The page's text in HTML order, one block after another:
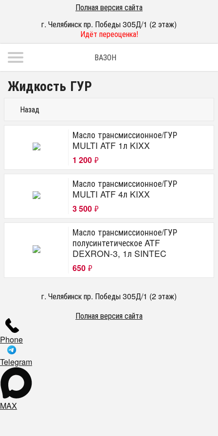
Полная версия сайта
г. Челябинск пр. Победы 305Д/1 (2 этаж)
Идёт переоценка!
ВАЗОН
Жидкость ГУР
Назад
Масло трансмиссионное/ГУР
MULTI ATF 1л KIXX
1 200 ₽
Масло трансмиссионное/ГУР
MULTI ATF 4л KIXX
3 500 ₽
Масло трансмиссионное/ГУР
полусинтетическое ATF
DEXRON-3, 1л SINTEC
650 ₽
г. Челябинск пр. Победы 305Д/1 (2 этаж)
Полная версия сайта
Phone
Telegram
MAX